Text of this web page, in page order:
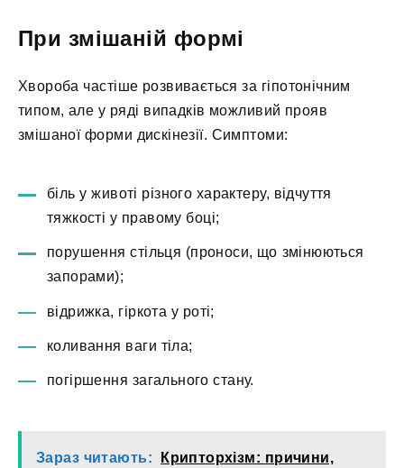
При змішаній формі
Хвороба частіше розвивається за гіпотонічним
типом, але у ряді випадків можливий прояв
змішаної форми дискінезії. Симптоми:
біль у животі різного характеру, відчуття
тяжкості у правому боці;
порушення стільця (проноси, що змінюються
запорами);
відрижка, гіркота у роті;
коливання ваги тіла;
погіршення загального стану.
Зараз читають:
Крипторхізм: причини,